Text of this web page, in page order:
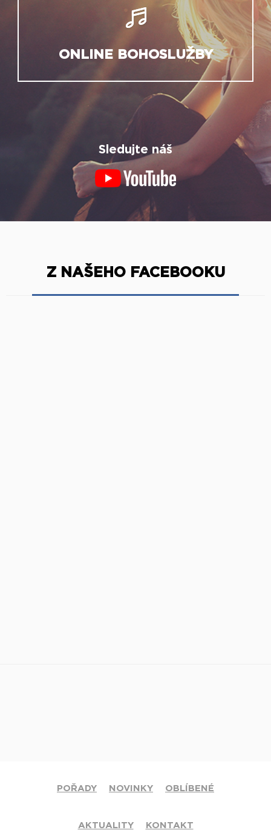
ONLINE BOHOSLUŽBY
Sledujte náš
Z NAŠEHO FACEBOOKU
POŘADY NOVINKY OBLÍBENÉ
AKTUALITY KONTAKT